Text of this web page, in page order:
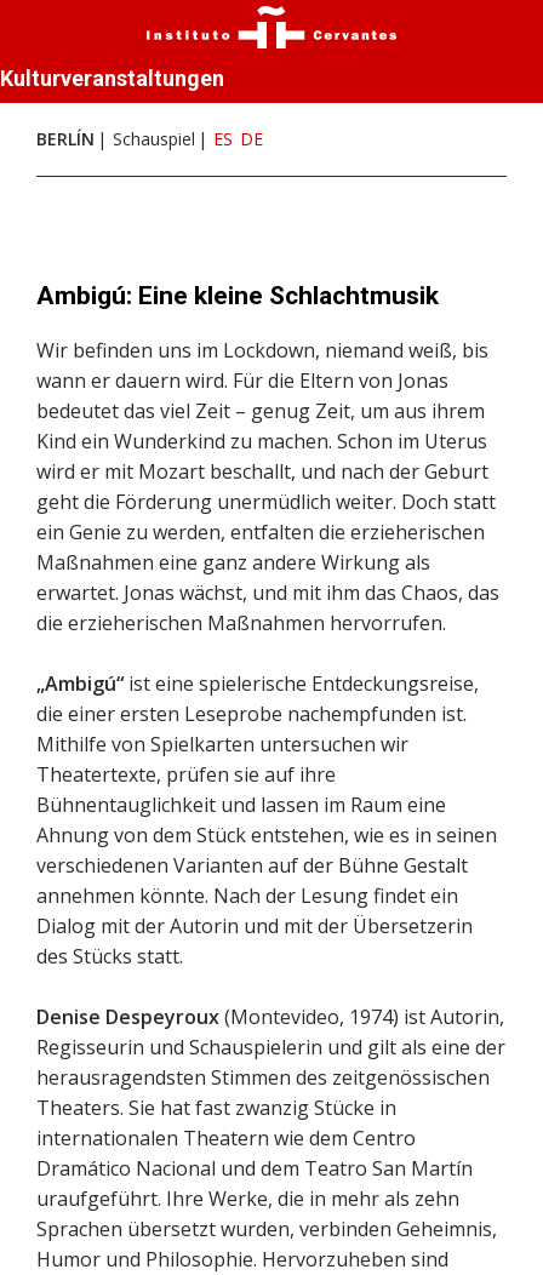
Kulturveranstaltungen
BERLÍN Schauspiel ES DE
Ambigú: Eine kleine Schlachtmusik
Wir befinden uns im Lockdown, niemand weiß, bis
wann er dauern wird. Für die Eltern von Jonas
bedeutet das viel Zeit – genug Zeit, um aus ihrem
Kind ein Wunderkind zu machen. Schon im Uterus
wird er mit Mozart beschallt, und nach der Geburt
geht die Förderung unermüdlich weiter. Doch statt
ein Genie zu werden, entfalten die erzieherischen
Maßnahmen eine ganz andere Wirkung als
erwartet. Jonas wächst, und mit ihm das Chaos, das
die erzieherischen Maßnahmen hervorrufen.
„Ambigú“ ist eine spielerische Entdeckungsreise,
die einer ersten Leseprobe nachempfunden ist.
Mithilfe von Spielkarten untersuchen wir
Theatertexte, prüfen sie auf ihre
Bühnentauglichkeit und lassen im Raum eine
Ahnung von dem Stück entstehen, wie es in seinen
verschiedenen Varianten auf der Bühne Gestalt
annehmen könnte. Nach der Lesung findet ein
Dialog mit der Autorin und mit der Übersetzerin
des Stücks statt.
Denise Despeyroux(Montevideo, 1974) ist Autorin,
Regisseurin und Schauspielerin und gilt als eine der
herausragendsten Stimmen des zeitgenössischen
Theaters. Sie hat fast zwanzig Stücke in
internationalen Theatern wie dem Centro
Dramático Nacional und dem Teatro San Martín
uraufgeführt. Ihre Werke, die in mehr als zehn
Sprachen übersetzt wurden, verbinden Geheimnis,
Humor und Philosophie. Hervorzuheben sind